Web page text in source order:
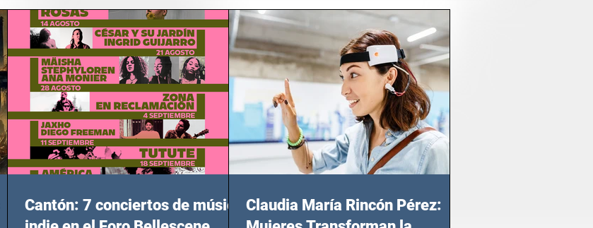
Cantón: 7 conciertos de música
Claudia María Rincón Pérez: